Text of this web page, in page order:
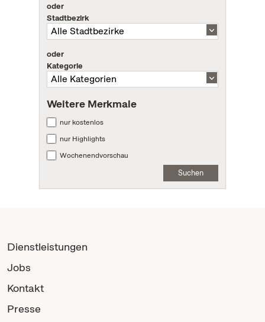
oder
Stadtbezirk
oder
Kategorie
Weitere Merkmale
nur kostenlos
nur Highlights
Wochenendvorschau
Suchen
Dienstleistungen
Jobs
Kontakt
Presse